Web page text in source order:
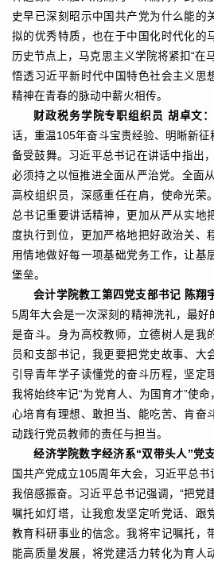
史早已深刻昭示中国共产党为什么能的
拟的优秀特质，也在于中国化时代化的
历史节点上，马克思主义学院将紧扣“在
悟透习近平新时代中国特色社会主义思
精神在青春的脉动中薪火相传。
财政税务学院专职组织员 胡卓文
话，重温105年奋斗宝贵经验、明晰新征
备受鼓舞。习近平总书记在讲话中指出
必须持之以恒推进全面从严治党。全面
高校组织员，深感重任在肩，使命光荣
总书记重要讲话精神，更加从严从实地
度执行到位，更加严格地把好政治关、
用情地做好每一项基础党务工作，让基
堡垒。
会计学院教工第四党支部书记 陈翔
5周年大会是一次深刻的精神洗礼，最好
是奋斗。身为高校教师，立德树人是我
员和支部书记，我更要把党史故事、大
引导青年学子读懂党的奋斗历程，坚定
我将始终牢记“为党育人、为国育才”使
心培育有理想、敢担当、能吃苦、肯奋
动践行党员教师的责任与担当。
经济学院数字经济系“双带头人”党
国共产党成立105周年大会，习近平总书
我倍感振奋。习近平总书记强调，“把党
嘱托如灯塔，让我愈发坚定听党话、跟
教育科研事业的信念。我将牢记嘱托，
能高质量发展，将党建活力转化为育人